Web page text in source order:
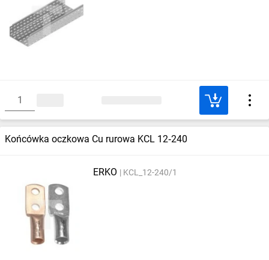
Końcówka oczkowa Cu rurowa KCL 12‑240
ERKO KCL_12-240/1